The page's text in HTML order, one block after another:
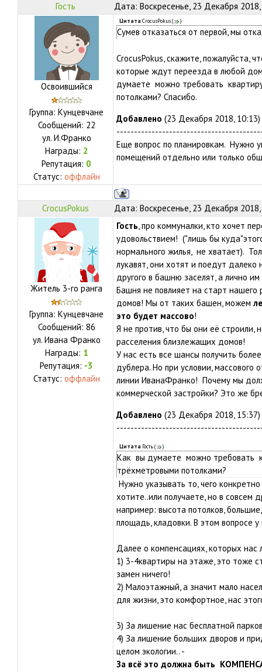
Гость Дата: Воскресенье, 23 Декабря
Освоившийся
Группа: Кунцевчане
Сообщений: 22
ул. И.Франко
Награды: 2
Репутация: 0
Статус: оффлайн
Цитата CrocusPokus( )
Сумев отказаться от первой, мы
CrocusPokus, скажите, пожалуйста,
которые ждут переезда в любой
думаете можно требовать
потолками? Спасибо.
Добавлено (23 Декабря 2018, 10:13)
Еще вопрос по планировкам. Нужно
помещений отдельно или только
CrocusPokus Дата: Воскресенье, 23 Декабря
Житель 3-го ранга
Группа: Кунцевчане
Сообщений: 86
ул. Ивана Франко
Награды: 1
Репутация: -3
Статус: оффлайн
Гость, про коммуналки, кто хочет
удовольствием! ("лишь бы
нормального жилья, не хватает).
лукавят, они хотят и поедут
другого в башню заселят, а лично
Башня не повлияет на старт нашего
домов! Мы от таких башен, можем
это будет массово!
Я не против, что бы они её строили,
расселения близлежащих домов!
У нас есть все шансы получить
дублера. Но при условии,
линии ИванаФранко! Почему мы
коммерческой застройки? Это же
Добавлено (23 Декабря 2018, 15:37)
Цитата Гость( )
Как вы думаете можно требовать
трёхметровыми потолками?
Нужно указывать то, чего
хотите..или получаете, но в совсем
например: высота потолков,
площадь, кладовки. В этом вопросе
Далее о компенсациях, которых
1) 3-4квартиры на этаже, это тоже
замен ничего!
2) Малоэтажный, а значит мало
для жизни, это комфортное, нас
3) За лишение нас бесплатной
4) За лишение больших дворов и
целом экологии.. -
За всё это должна быть